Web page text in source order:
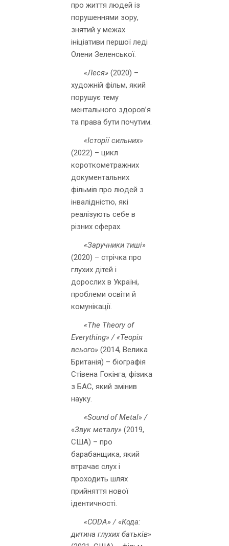
про життя людей із
порушеннями зору,
знятий у межах
ініціативи першої леді
Олени Зеленської.
«Леся» (2020) –
художній фільм, який
порушує тему
ментального здоров’я
та права бути почутим.
«Історії сильних»
(2022) – цикл
короткометражних
документальних
фільмів про людей з
інвалідністю, які
реалізують себе в
різних сферах.
«Заручники тиші»
(2020) – стрічка про
глухих дітей і
дорослих в Україні,
проблеми освіти й
комунікації.
«The Theory of
Everything» / «Теорія
всього» (2014, Велика
Британія) – біографія
Стівена Гокінга, фізика
з БАС, який змінив
науку.
«Sound of Metal» /
«Звук металу» (2019,
США) – про
барабанщика, який
втрачає слух і
проходить шлях
прийняття нової
ідентичності.
«CODA» / «Кода:
дитина глухих батьків»